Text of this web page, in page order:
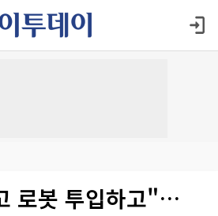
로봇 투입하고"…